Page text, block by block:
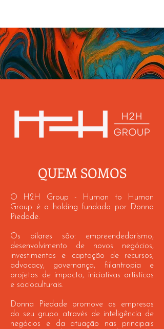
QUEM SOMOS
O H2H Group - Human to Human
Group é a holding fundada por Donna
Piedade.
Os pilares são: empreendedorismo,
desenvolvimento de novos negócios,
investimentos e captação de recursos,
advocacy, governança, fiilantropia e
projetos de impacto, iniciativas artísticas
e socioculturais.
Donna Piedade promove as empresas
do seu grupo através de inteligência de
negócios e da atuação nas principais